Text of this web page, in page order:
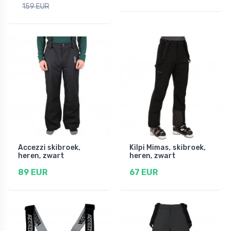
159 EUR
Accezzi skibroek,
heren, zwart
89 EUR
Kilpi Mimas, skibroek,
heren, zwart
67 EUR